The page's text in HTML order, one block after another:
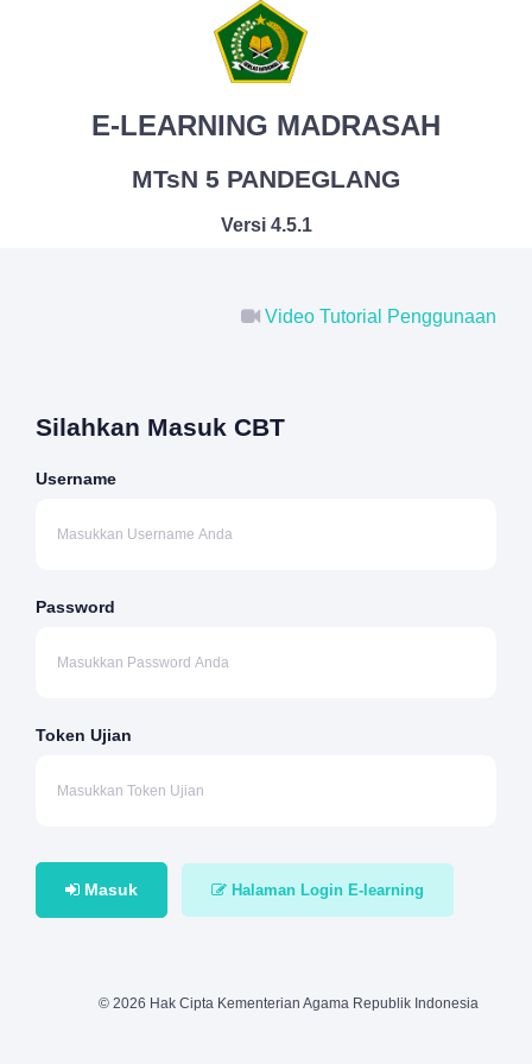
E-LEARNING MADRASAH
MTsN 5 PANDEGLANG
Versi 4.5.1
Video Tutorial Penggunaan
Silahkan Masuk CBT
Username
Password
Token Ujian
Masuk Halaman Login E-learning
© 2026 Hak Cipta Kementerian Agama Republik Indonesia